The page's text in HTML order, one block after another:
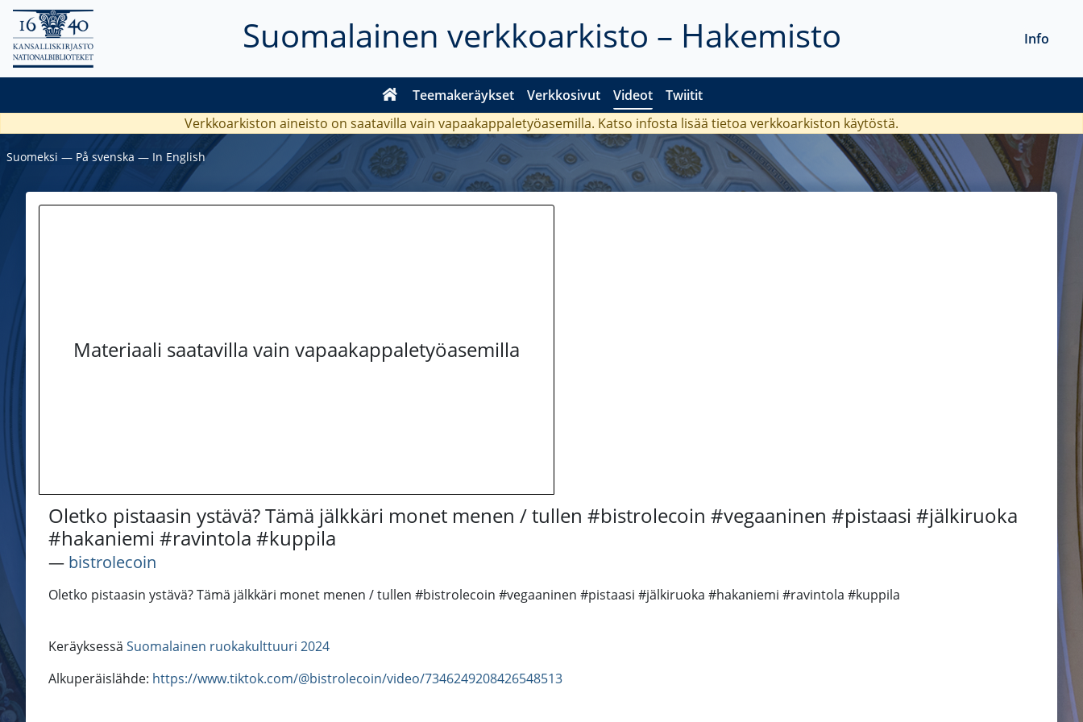
Suomalainen verkkoarkisto – Hakemisto
Teemakeräykset Verkkosivut Videot Twiitit
Info
Verkkoarkiston aineisto on saatavilla vain vapaakappaletyöasemilla. Katso infosta lisää tietoa verkkoarkiston käytöstä.
Suomeksi ― På svenska ― In English
Materiaali saatavilla vain vapaakappaletyöasemilla
Oletko pistaasin ystävä? Tämä jälkkäri monet menen / tullen #bistrolecoin #vegaaninen #pistaasi #jälkiruoka
#hakaniemi #ravintola #kuppila
― bistrolecoin
Oletko pistaasin ystävä? Tämä jälkkäri monet menen / tullen #bistrolecoin #vegaaninen #pistaasi #jälkiruoka #hakaniemi #ravintola #kuppila
Keräyksessä Suomalainen ruokakulttuuri 2024
Alkuperäislähde: https://www.tiktok.com/@bistrolecoin/video/7346249208426548513